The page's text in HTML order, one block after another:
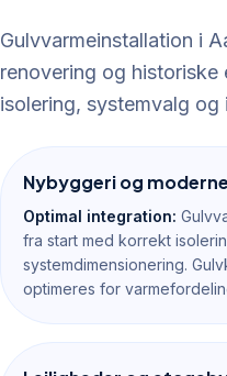
Gulvvarmeinstallation i
renovering og
isolering, systemvalg og
Nybyggeri og
Optimal integration:
fra start med korrekt
systemdimensionering.
optimeres for